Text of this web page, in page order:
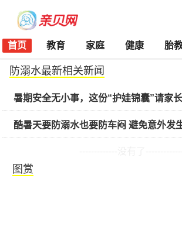
首页 教育 家庭 健康 胎
防溺水最新相关新闻
暑期安全无小事，这份“护娃锦囊”请家
酷暑天要防溺水也要防车闷 避免意外发
图赏